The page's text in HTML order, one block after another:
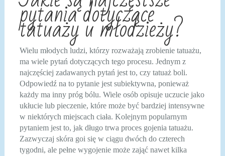
pytania dotyczące
tatuaży u młodzieży?
Wielu młodych ludzi, którzy rozważają zrobienie tatuażu,
ma wiele pytań dotyczących tego procesu. Jednym z
najczęściej zadawanych pytań jest to, czy tatuaż boli.
Odpowiedź na to pytanie jest subiektywna, ponieważ
każdy ma inny próg bólu. Wiele osób opisuje uczucie jako
ukłucie lub pieczenie, które może być bardziej intensywne
w niektórych miejscach ciała. Kolejnym popularnym
pytaniem jest to, jak długo trwa proces gojenia tatuażu.
Zazwyczaj skóra goi się w ciągu dwóch do czterech
tygodni, ale pełne wygojenie może zająć nawet kilka